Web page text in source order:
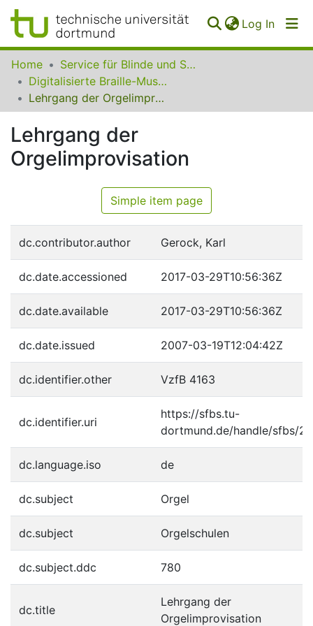
Log In
Communities
Collections
FAQ
Home
Service für Blinde und Sehbehinderte der UB Dortmund
Digitalisierte Braille-Musik-Matrizen des VzfB
Lehrgang der Orgelimprovisation
Lehrgang der
Orgelimprovisation
Simple item page
dc.contributor.author Gerock, Karl
dc.date.accessioned 2017-03-29T10:56:36Z
dc.date.available 2017-03-29T10:56:36Z
dc.date.issued 2007-03-19T12:04:42Z
dc.identifier.other VzfB 4163
dc.identifier.uri
https://sfbs.tu-
dortmund.de/handle/sfbs/
dc.language.iso de
dc.subject Orgel
dc.subject Orgelschulen
dc.subject.ddc 780
dc.title
Lehrgang der
Orgelimprovisation